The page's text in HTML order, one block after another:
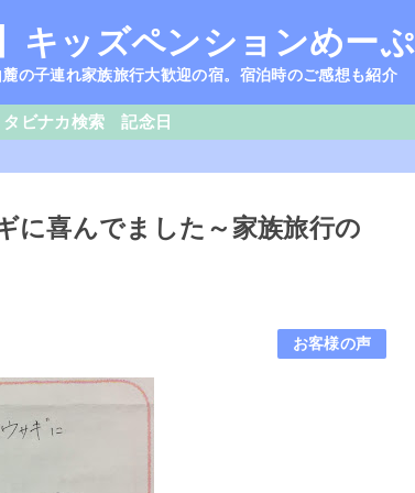
キッズペンションめー
の子連れ家族旅行大歓迎の宿。宿泊時のご感想も紹介
タビナカ検索 記念日
に喜んでました～家族旅行の
お客様の声